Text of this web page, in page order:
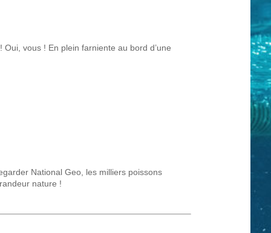
vous ! En plein farniente au bord d’une
National Geo, les milliers poissons
nature !